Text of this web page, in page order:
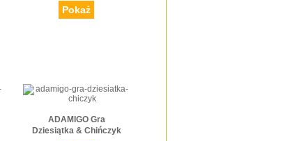
Pokaż
ADAMIGO Gra
Dziesiątka & Chińczyk